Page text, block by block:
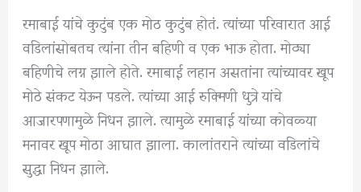
रमाबाई यांचे कुटुंब एक मोठ कुटुंब होतं. त्यांच्या परिवारात आई
वडिलांसोबतच त्यांना तीन बहिणी व एक भाऊ होता. मोठ्या
बहिणीचे लग्न झाले होते. रमाबाई लहान असतांना त्यांच्यावर खूप
मोठे संकट येऊन पडले. त्यांच्या आई रुक्मिणी धुत्रे यांचे
आजारपणामुळे निधन झाले. त्यामुळे रमाबाई यांच्या कोवळ्या
मनावर खूप मोठा आघात झाला. कालांतराने त्यांच्या वडिलांचे
सुद्धा निधन झाले.